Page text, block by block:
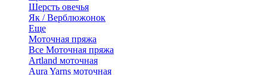
Шерсть овечья
Як / Верблюжонок
Еще
Моточная пряжа
Все Моточная пряжа
Artland моточная
Aura Yarns моточная